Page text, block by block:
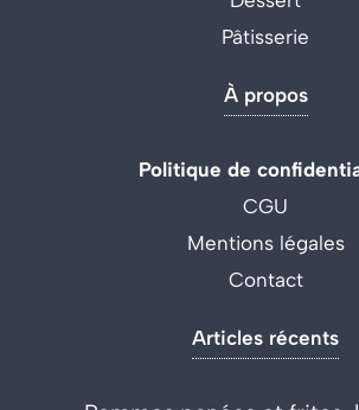
Pâtisserie
À propos
Politique de
CGU
Mentions légales
Contact
Articles récents